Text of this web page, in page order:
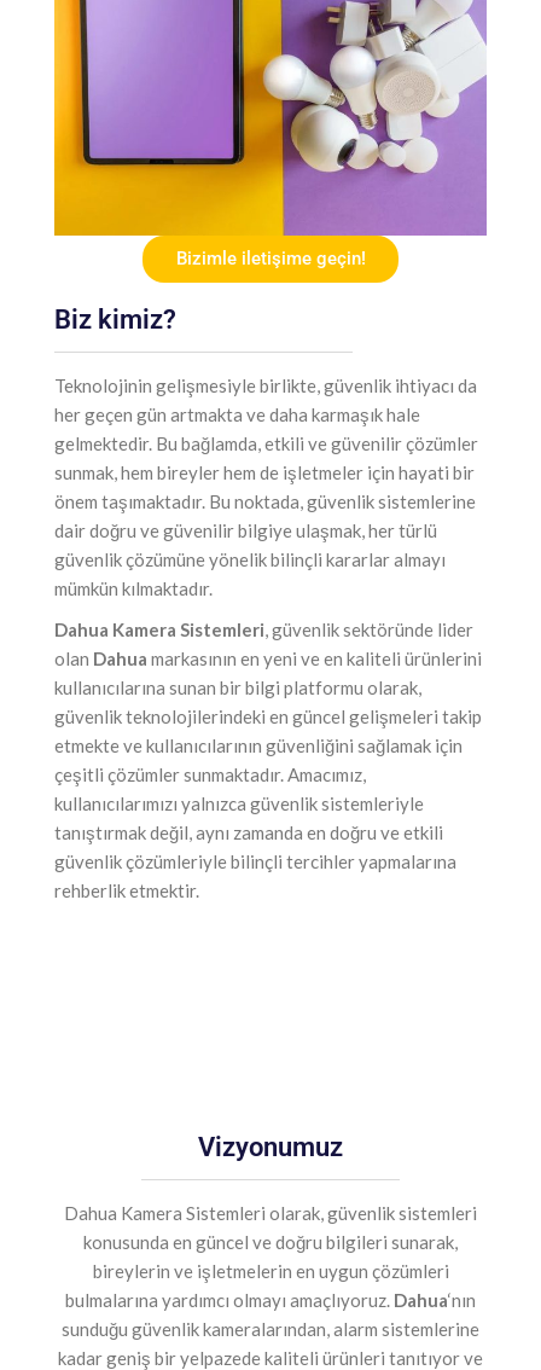
Avantajları
#Dahua Yapay Zeka Destekli Kameralar ile Gece ve
Gündüz Güvenlik Çözümleri
#Dahua Güvenlik Sistemleri: Ev ve İşyerleri İçin
Komple Çözümler
Bizimle iletişime geçin!
Biz kimiz?
Teknolojinin gelişmesiyle birlikte, güvenlik ihtiyacı da
her geçen gün artmakta ve daha karmaşık hale
gelmektedir. Bu bağlamda, etkili ve güvenilir çözümler
sunmak, hem bireyler hem de işletmeler için hayati bir
önem taşımaktadır. Bu noktada, güvenlik sistemlerine
dair doğru ve güvenilir bilgiye ulaşmak, her türlü
güvenlik çözümüne yönelik bilinçli kararlar almayı
mümkün kılmaktadır.
Dahua Kamera Sistemleri, güvenlik sektöründe lider
olan Dahua markasının en yeni ve en kaliteli ürünlerini
kullanıcılarına sunan bir bilgi platformu olarak,
güvenlik teknolojilerindeki en güncel gelişmeleri takip
etmekte ve kullanıcılarının güvenliğini sağlamak için
çeşitli çözümler sunmaktadır. Amacımız,
kullanıcılarımızı yalnızca güvenlik sistemleriyle
tanıştırmak değil, aynı zamanda en doğru ve etkili
güvenlik çözümleriyle bilinçli tercihler yapmalarına
rehberlik etmektir.
Vizyonumuz
Dahua Kamera Sistemleri olarak, güvenlik sistemleri
konusunda en güncel ve doğru bilgileri sunarak,
bireylerin ve işletmelerin en uygun çözümleri
bulmalarına yardımcı olmayı amaçlıyoruz. Dahua‘nın
sunduğu güvenlik kameralarından, alarm sistemlerine
kadar geniş bir yelpazede kaliteli ürünleri tanıtıyor ve